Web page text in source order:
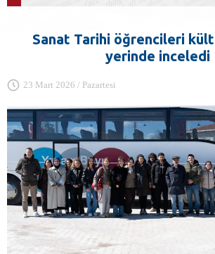
Sanat Tarihi öğrencileri
yerinde inceledi
23 Mart 2026 / Pazartesi